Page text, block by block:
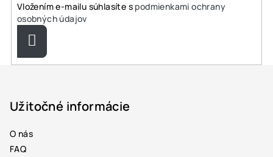
Vložením e-mailu súhlasíte s podmienkami ochrany
osobných údajov
Užitočné informácie
O nás
FAQ